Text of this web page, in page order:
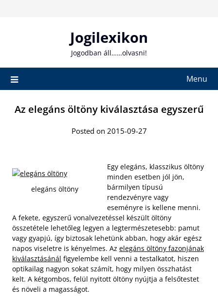
Jogilexikon
Jogodban áll……olvasni!
Menu
Az elegáns öltöny kiválasztása egyszerű
Posted on 2015-09-27
elegáns öltöny
Egy elegáns, klasszikus öltöny
minden esetben jól jön,
bármilyen típusú
rendezvényre vagy
eseményre is kellene menni.
A fekete, egyszerű vonalvezetéssel készült öltöny
összetétele lehetőleg legyen a legtermészetesebb: pamut
vagy gyapjú, így biztosak lehetünk abban, hogy akár egész
napos viseletre is kényelmes. Az elegáns öltöny fazonjának
kiválasztásánál figyelembe kell venni a testalkatot, hiszen
optikailag nagyon sokat számít, hogy milyen összhatást
kelt. A kétgombos, felül nyitott öltöny nyújtja a felsőtestet
és növeli a magasságot.